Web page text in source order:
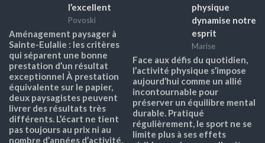
l’excellent
Povoski
Aménagement paysager à
Sainte-Eulalie : les critères
qui séparent une bonne
prestation d’un résultat
exceptionnel À prestation
équivalente sur le papier,
deux paysagistes peuvent
livrer des résultats très
différents. L’écart ne tient
pas toujours au prix ni au
nombre d’années d’activité,
physique
dynamise notre
esprit
Marise
Face aux défis du quotidien,
l’activité physique s’impose
aujourd’hui comme un allié
incontournable pour
préserver un équilibre mental
durable. Pratiqué
régulièrement, le sport ne se
limite plus à ses effets